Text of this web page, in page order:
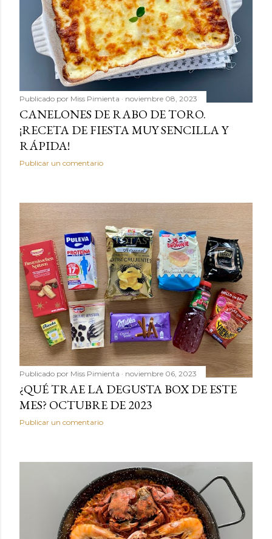
Publicado por Miss Pimienta noviembre 08, 2023
CANELONES DE RABO DE TORO.
¡RECETA DE FIESTA MUY SENCILLA Y
RÁPIDA!
Publicar un comentario
Publicado por Miss Pimienta noviembre 06, 2023
¿QUÉ TRAE LA DEGUSTA BOX DE ESTE
MES? OCTUBRE DE 2023
Publicar un comentario